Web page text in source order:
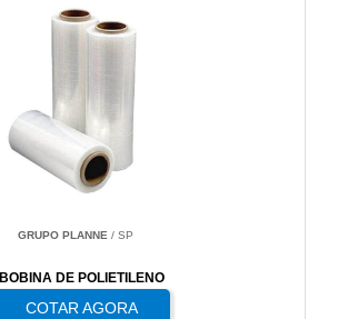
GRUPO PLANNE/ SP
BOBINA DE POLIETILENO
COTAR AGORA